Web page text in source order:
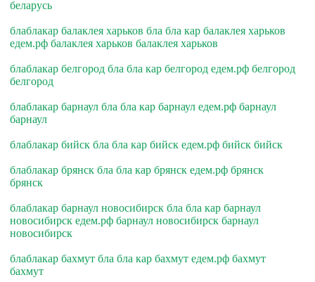
беларусь
блаблакар балаклея харьков бла бла кар балаклея харьков
едем.рф балаклея харьков балаклея харьков
блаблакар белгород бла бла кар белгород едем.рф белгород
белгород
блаблакар барнаул бла бла кар барнаул едем.рф барнаул
барнаул
блаблакар бийск бла бла кар бийск едем.рф бийск бийск
блаблакар брянск бла бла кар брянск едем.рф брянск
брянск
блаблакар барнаул новосибирск бла бла кар барнаул
новосибирск едем.рф барнаул новосибирск барнаул
новосибирск
блаблакар бахмут бла бла кар бахмут едем.рф бахмут
бахмут